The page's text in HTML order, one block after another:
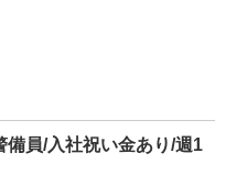
備員/入社祝い金あり/週1